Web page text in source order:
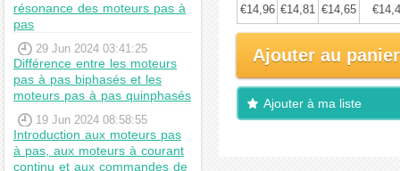
résonance des moteurs pas à
pas
29 Jun 2024 03:41:25
Différence entre les moteurs
pas à pas biphasés et les
moteurs pas à pas quinphasés
19 Jun 2024 08:58:55
Introduction aux moteurs pas
à pas, aux moteurs à courant
continu et aux commandes de
€14,96 €14,81 €14,65
Ajouter au panier
Ajouter à ma liste